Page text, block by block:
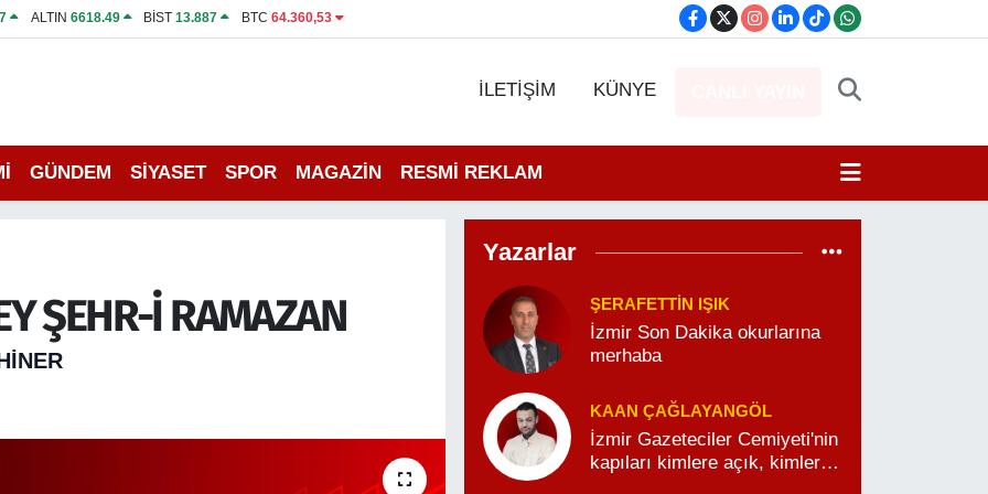
ALTIN 6618.49 BİST13.887 BTC 64.360,53
İLETİŞİM KÜNYE
GÜNDEM SİYASET SPOR MAGAZİN RESMİ REKLAM
ŞEHR-İ RAMAZAN
Yazarlar
ŞERAFETTIN IŞIK
İzmir Son Dakika okurlarına
merhaba
KAAN ÇAĞLAYANGÖL
İzmir Gazeteciler Cemiyeti'nin
kapıları kimlere açık, kimlere